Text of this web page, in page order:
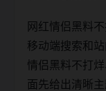
网红情侣黑料
移动端搜索和
情侣黑料不打
面先给出清晰